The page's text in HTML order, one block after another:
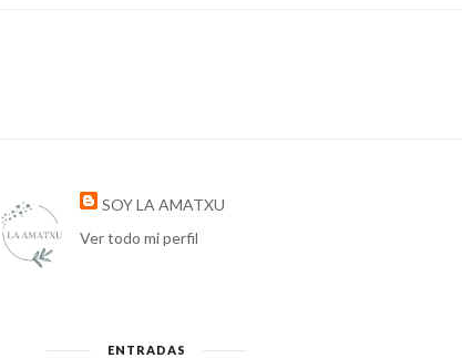
SOY LA AMATXU
Ver todo mi perfil
ENTRADAS